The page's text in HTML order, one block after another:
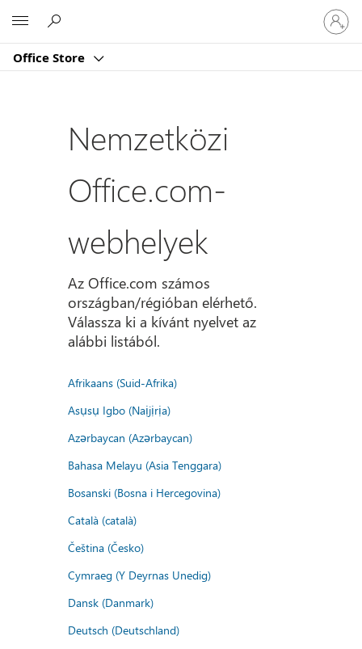
Office Store
be
a
Nemzetközi
Office.com-
webhelyek
Az Office.com számos
országban/régióban elérhető.
Válassza ki a kívánt nyelvet az
alábbi listából.
Afrikaans (Suid-Afrika)
Asụsụ Igbo (Naịjịrịa)
Azərbaycan (Azərbaycan)
Bahasa Melayu (Asia Tenggara)
Bosanski (Bosna i Hercegovina)
Català (català)
Čeština (Česko)
Cymraeg (Y Deyrnas Unedig)
Dansk (Danmark)
Deutsch (Deutschland)